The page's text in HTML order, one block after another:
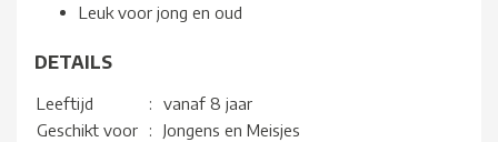
Leuk voor jong en oud
DETAILS
Leeftijd :
vanaf 8 jaar
Geschikt voor
:
Jongens en Meisjes